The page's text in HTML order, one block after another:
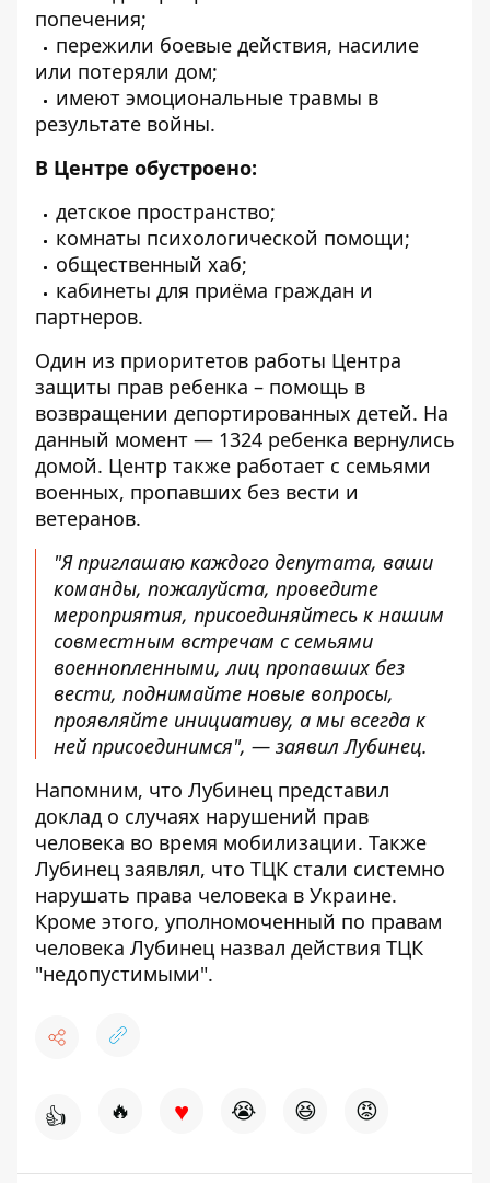
попечения;
пережили боевые действия, насилие
или потеряли дом;
имеют эмоциональные травмы в
результате войны.
В Центре обустроено:
детское пространство;
комнаты психологической помощи;
общественный хаб;
кабинеты для приёма граждан и
партнеров.
Один из приоритетов работы Центра
защиты прав ребенка – помощь в
возвращении депортированных детей. На
данный момент — 1324 ребенка вернулись
домой. Центр также работает с семьями
военных, пропавших без вести и
ветеранов.
"Я приглашаю каждого депутата, ваши
команды, пожалуйста, проведите
мероприятия, присоединяйтесь к нашим
совместным встречам с семьями
военнопленными,лиц пропавших без
вести, поднимайте новые вопросы,
проявляйте инициативу, а мы всегда к
ней присоединимся", — заявил Лубинец.
Напомним, что Лубинец представил
доклад о случаях нарушений прав
человека во время мобилизации. Также
Лубинец заявлял, что ТЦК стали системно
нарушать права человека в Украине.
Кроме этого, уполномоченный по правам
человека Лубинец назвал действия ТЦК
"недопустимыми".
👍 🔥 ♥ 😭 😆 😡